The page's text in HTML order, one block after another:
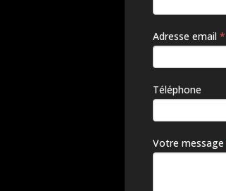
Adresse email *
Téléphone
Votre message